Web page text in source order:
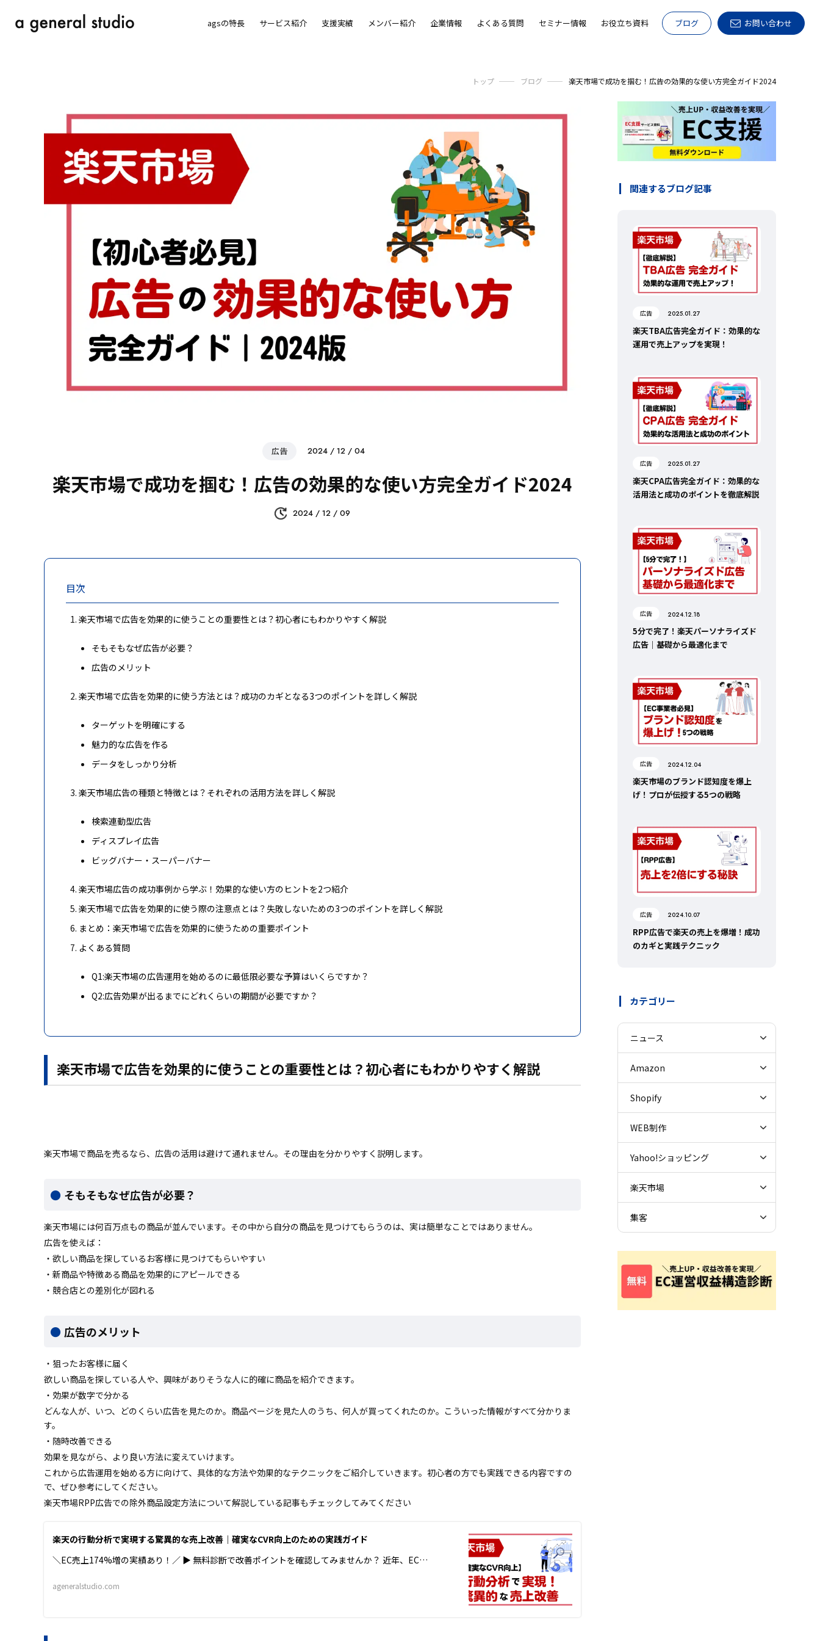
agsの特長 サービス紹介 支援実績 メンバー紹介 企業情報 よくある質問 セミナー情報 お役立ち資料 ブログ お問い合わせ
トップ ブログ 楽天市場で成功を掴む！広告の効果的な使い方完全ガイド2024
広告 2024 / 12 / 04
楽天市場で成功を掴む！広告の効果的な使い方完全ガイド2024
2024 / 12 / 09
目次
楽天市場で広告を効果的に使うことの重要性とは？初心者にもわかりやすく解説
そもそもなぜ広告が必要？
広告のメリット
楽天市場で広告を効果的に使う方法とは？成功のカギとなる3つのポイントを詳しく解説
ターゲットを明確にする
魅力的な広告を作る
データをしっかり分析
楽天市場広告の種類と特徴とは？それぞれの活用方法を詳しく解説
検索連動型広告
ディスプレイ広告
ビッグバナー・スーパーバナー
楽天市場広告の成功事例から学ぶ！効果的な使い方のヒントを2つ紹介
楽天市場で広告を効果的に使う際の注意点とは？失敗しないための3つのポイントを詳しく解説
まとめ：楽天市場で広告を効果的に使うための重要ポイント
よくある質問
Q1:楽天市場の広告運用を始めるのに最低限必要な予算はいくらですか？
Q2:広告効果が出るまでにどれくらいの期間が必要ですか？
楽天市場で広告を効果的に使うことの重要性とは？初心者にもわかりやすく解説
楽天市場で商品を売るなら、広告の活用は避けて通れません。その理由を分かりやすく説明します。
そもそもなぜ広告が必要？
楽天市場には何百万点もの商品が並んでいます。その中から自分の商品を見つけてもらうのは、実は簡単なことではありません。
広告を使えば：
・欲しい商品を探しているお客様に見つけてもらいやすい
・新商品や特徴ある商品を効果的にアピールできる
・競合店との差別化が図れる
広告のメリット
・狙ったお客様に届く
欲しい商品を探している人や、興味がありそうな人に的確に商品を紹介できます。
・効果が数字で分かる
どんな人が、いつ、どのくらい広告を見たのか。商品ページを見た人のうち、何人が買ってくれたのか。こういった情報がすべて分かりま
す。
・随時改善できる
効果を見ながら、より良い方法に変えていけます。
これから広告運用を始める方に向けて、具体的な方法や効果的なテクニックをご紹介していきます。初心者の方でも実践できる内容ですの
で、ぜひ参考にしてください。
楽天市場RPP広告での除外商品設定方法について解説している記事もチェックしてみてください
楽天の行動分析で実現する驚異的な売上改善｜確実なCVR向上のための実践ガイド
＼EC売上174%増の実績あり！／ ▶ 無料診断で改善ポイントを確認してみませんか？ 近年、EC…
ageneralstudio.com
関連するブログ記事
広告 2025.01.27
楽天TBA広告完全ガイド：効果的な
運用で売上アップを実現！
広告 2025.01.27
楽天CPA広告完全ガイド：効果的な
活用法と成功のポイントを徹底解説
広告 2024.12.18
5分で完了！楽天パーソナライズド
広告｜基礎から最適化まで
広告 2024.12.04
楽天市場のブランド認知度を爆上
げ！プロが伝授する5つの戦略
広告 2024.10.07
RPP広告で楽天の売上を爆増！成功
のカギと実践テクニック
カテゴリー
ニュース
Amazon
Shopify
WEB制作
Yahoo!ショッピング
楽天市場
集客